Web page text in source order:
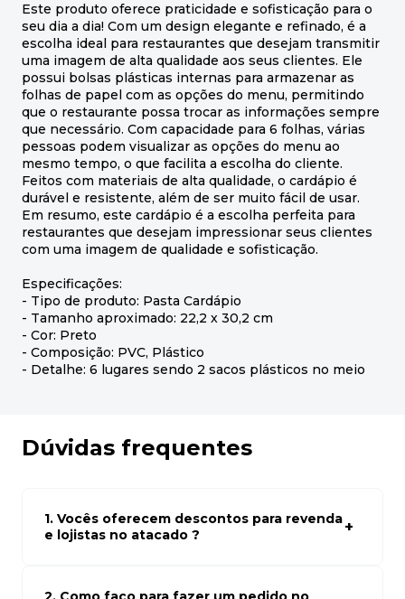
Este produto oferece praticidade e sofisticação para o
seu dia a dia! Com um design elegante e refinado, é a
escolha ideal para restaurantes que desejam transmitir
uma imagem de alta qualidade aos seus clientes. Ele
possui bolsas plásticas internas para armazenar as
folhas de papel com as opções do menu, permitindo
que o restaurante possa trocar as informações sempre
que necessário. Com capacidade para 6 folhas, várias
pessoas podem visualizar as opções do menu ao
mesmo tempo, o que facilita a escolha do cliente.
Feitos com materiais de alta qualidade, o cardápio é
durável e resistente, além de ser muito fácil de usar.
Em resumo, este cardápio é a escolha perfeita para
restaurantes que desejam impressionar seus clientes
com uma imagem de qualidade e sofisticação.
Especificações:
- Tipo de produto: Pasta Cardápio
- Tamanho aproximado: 22,2 x 30,2 cm
- Cor: Preto
- Composição: PVC, Plástico
- Detalhe: 6 lugares sendo 2 sacos plásticos no meio
Dúvidas frequentes
1. Vocês oferecem descontos para revenda
e lojistas no atacado ?
atacado empresas e compre com os melhores preços